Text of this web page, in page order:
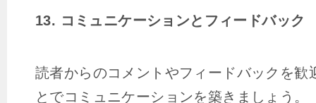
13. コミュニケーションとフィードバック
読者からのコメントやフィードバックを歓
とでコミュニケーションを築きましょう。